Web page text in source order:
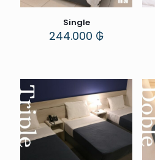
Single
244.000 ₲